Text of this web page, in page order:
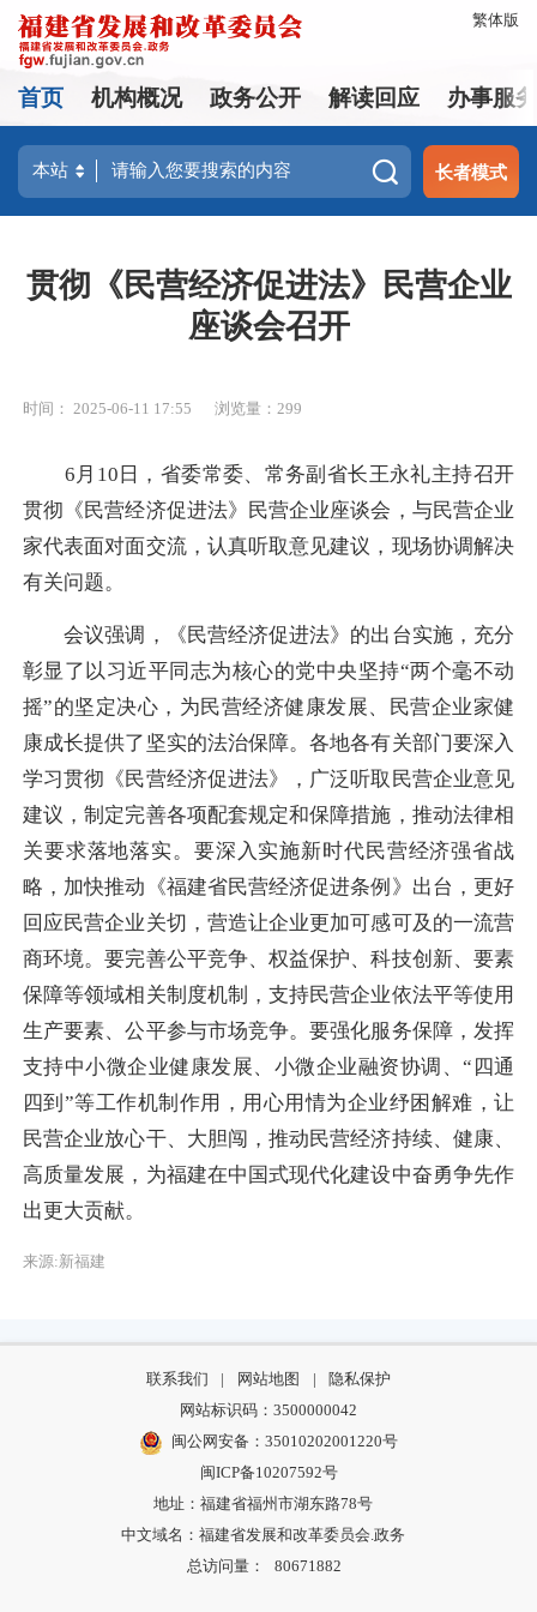
繁体版
首页 机构概况 政务公开 解读回应 办事服
长者模式
贯彻《民营经济促进法》民营企业
座谈会召开
时间： 2025-06-11 17:55 浏览量：299
6月10日，省委常委、常务副省长王永礼主持召开
贯彻《民营经济促进法》民营企业座谈会，与民营企业
家代表面对面交流，认真听取意见建议，现场协调解决
有关问题。
会议强调，《民营经济促进法》的出台实施，充分
彰显了以习近平同志为核心的党中央坚持“两个毫不动
摇”的坚定决心，为民营经济健康发展、民营企业家健
康成长提供了坚实的法治保障。各地各有关部门要深入
学习贯彻《民营经济促进法》，广泛听取民营企业意见
建议，制定完善各项配套规定和保障措施，推动法律相
关要求落地落实。要深入实施新时代民营经济强省战
略，加快推动《福建省民营经济促进条例》出台，更好
回应民营企业关切，营造让企业更加可感可及的一流营
商环境。要完善公平竞争、权益保护、科技创新、要素
保障等领域相关制度机制，支持民营企业依法平等使用
生产要素、公平参与市场竞争。要强化服务保障，发挥
支持中小微企业健康发展、小微企业融资协调、“四通
四到”等工作机制作用，用心用情为企业纾困解难，让
民营企业放心干、大胆闯，推动民营经济持续、健康、
高质量发展，为福建在中国式现代化建设中奋勇争先作
出更大贡献。
来源:新福建
联系我们 | 网站地图 |
隐私保护
网站标识码：3500000042
闽公网安备：35010202001220号
闽ICP备10207592号
地址：福建省福州市湖东路78号
中文域名：福建省发展和改革委员会.政务
总访问量：
80671882